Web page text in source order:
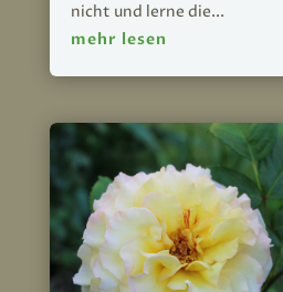
nicht und lerne die...
mehr lesen